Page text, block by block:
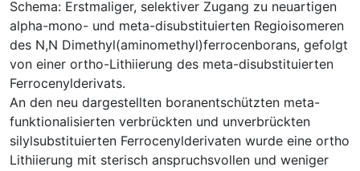
Schema: Erstmaliger, selektiver Zugang zu neuartigen
alpha-mono- und meta-disubstituierten Regioisomeren
des N,N Dimethyl(aminomethyl)ferrocenborans, gefolgt
von einer ortho-Lithiierung des meta-disubstituierten
Ferrocenylderivats.
An den neu dargestellten boranentschützten meta-
funktionalisierten verbrückten und unverbrückten
silylsubstituierten Ferrocenylderivaten wurde eine ortho
Lithiierung mit sterisch anspruchsvollen und weniger